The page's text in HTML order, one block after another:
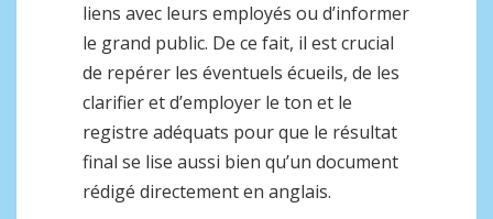
liens avec leurs employés ou d’informer
le grand public. De ce fait, il est crucial
de repérer les éventuels écueils, de les
clarifier et d’employer le ton et le
registre adéquats pour que le résultat
final se lise aussi bien qu’un document
rédigé directement en anglais.